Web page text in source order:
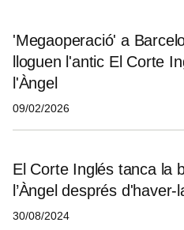
'Megaoperació' a
lloguen l'antic El Corte
l'Àngel
09/02/2026
El Corte Inglés tanca la
l’Àngel després
30/08/2024